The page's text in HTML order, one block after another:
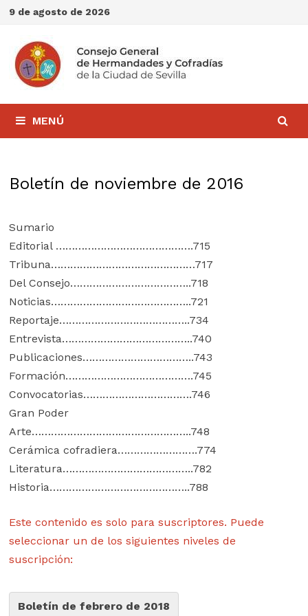
Saltar
contenido
9 de agosto de 2026
MENÚ
Boletín de noviembre de 2016
Sumario
Editorial …………………………………….715
Tribuna………………………………………717
Del Consejo………………………………..718
Noticias……………………………………..721
Reportaje…………………………………..734
Entrevista…………………………………..740
Publicaciones……………………………..743
Formación………………………………….745
Convocatorias…………………………….746
Gran Poder
Arte…………………………………………..748
Cerámica cofradiera…………………….774
Literatura…………………………………..782
Historia……………………………………..788
Este contenido es solo para suscriptores. Puede
seleccionar un de los siguientes niveles de
suscripción:
Boletín de febrero de 2018